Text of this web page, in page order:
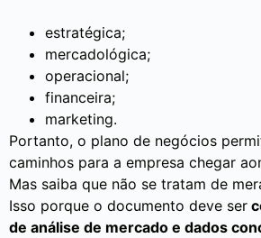
estratégica;
mercadológica;
operacional;
financeira;
marketing.
Portanto, o plano de negócios
caminhos para a empresa chegar
Mas saiba que não se tratam de
Isso porque o documento deve ser
de análise de mercado e dados